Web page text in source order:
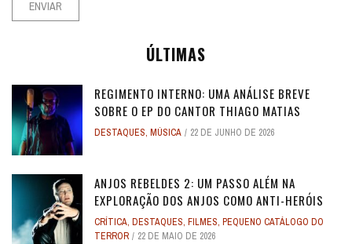
ÚLTIMAS
REGIMENTO INTERNO: UMA ANÁLISE BREVE
SOBRE O EP DO CANTOR THIAGO MATIAS
DESTAQUES, MÚSICA 22 DE JUNHO DE 2026
ANJOS REBELDES 2: UM PASSO ALÉM NA
EXPLORAÇÃO DOS ANJOS COMO ANTI-HERÓIS
CRÍTICA, DESTAQUES, FILMES, PEQUENO CATÁLOGO DO
TERROR
22 DE MAIO DE 2026